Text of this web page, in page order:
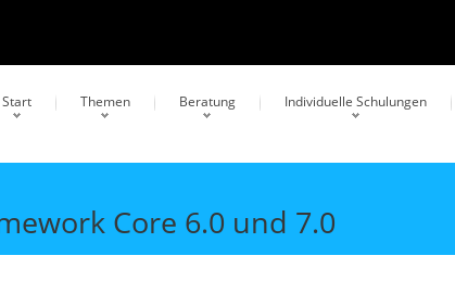
Start Themen Beratung Individuelle Schulungen
Core 6.0 und 7.0